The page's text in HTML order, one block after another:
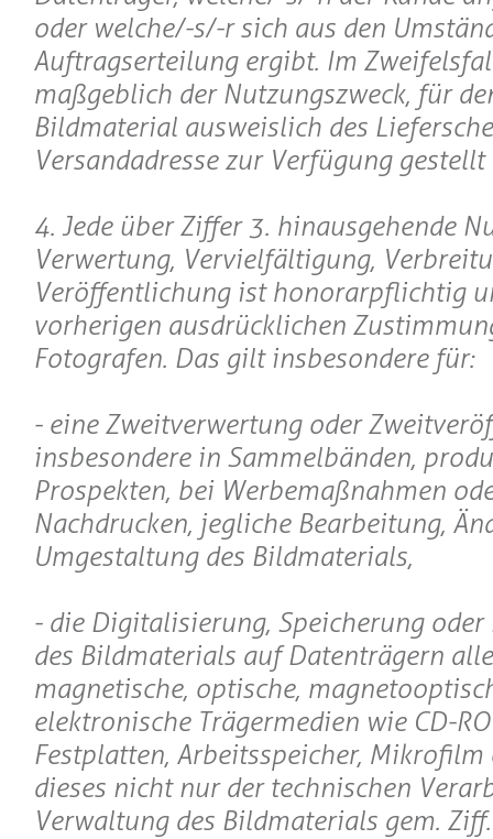
oder welche/-s/-r sich aus den
Auftragserteilung ergibt. Im
maßgeblich der Nutzungszweck, für
Bildmaterial ausweislich des
Versandadresse zur Verfügung
4. Jede über Ziffer 3. hinausgehende
Verwertung, Vervielfältigung,
Veröffentlichung ist honorarpflichtig
vorherigen ausdrücklichen
Fotografen. Das gilt insbesondere für:
- eine Zweitverwertung oder
insbesondere in Sammelbänden,
Prospekten, bei Werbemaßnahmen
Nachdrucken, jegliche Bearbeitung,
Umgestaltung des Bildmaterials,
- die Digitalisierung, Speicherung
des Bildmaterials auf Datenträgern
magnetische, optische,
elektronische Trägermedien wie CD-
Festplatten, Arbeitsspeicher, Mikrofilm
dieses nicht nur der technischen
Verwaltung des Bildmaterials gem.